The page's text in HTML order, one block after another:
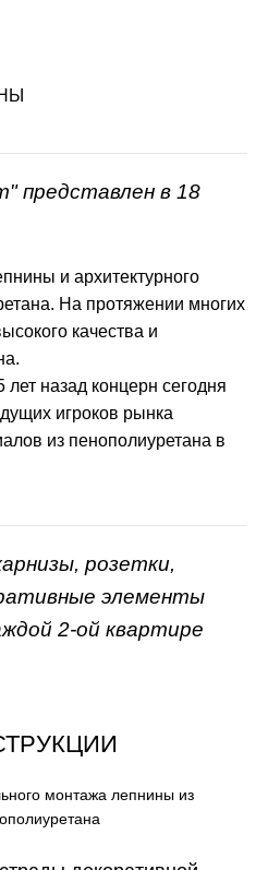
представлен в 18
и архитектурного
На протяжении многих
качества и
назад концерн сегодня
игроков рынка
из пенополиуретана в
розетки,
элементы
2-ой квартире
монтажа лепнины из